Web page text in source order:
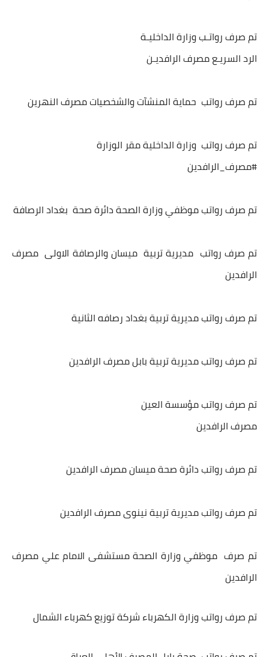
تم صرف رواتـب وزارة الداخليـة
الرد السريـع مصرف الرافديـن
تم صرف رواتب حماية المنشآت والشخصيات مصرف النهرين
تم صرف رواتب وزارة الداخلية مقر الوزارة
#مصرف_الرافدين
تم صرف رواتب موظفي وزارة الصحة دائرة صحة بغداد الرصافة
تم صرف رواتب مديرية تربية ميسان والرصافة الاولى مصرف
الرافدين
تم صرف رواتب مديرية تربية بغداد رصافه الثانية
تم صرف رواتب مديرية تربية بابل مصرف الرافدين
تم صرف رواتب مؤسسة العين
مصرف الرافدين
تم صرف رواتب دائرة صحة ميسان مصرف الرافدين
تم صرف رواتب مديرية تربية نينوى مصرف الرافدين
تم صرف موظفي وزارة الصحة مستشفى الامام علي مصرف
الرافدين
تم صرف رواتب وزارة الكهرباء شركة توزيع كهرباء الشمال